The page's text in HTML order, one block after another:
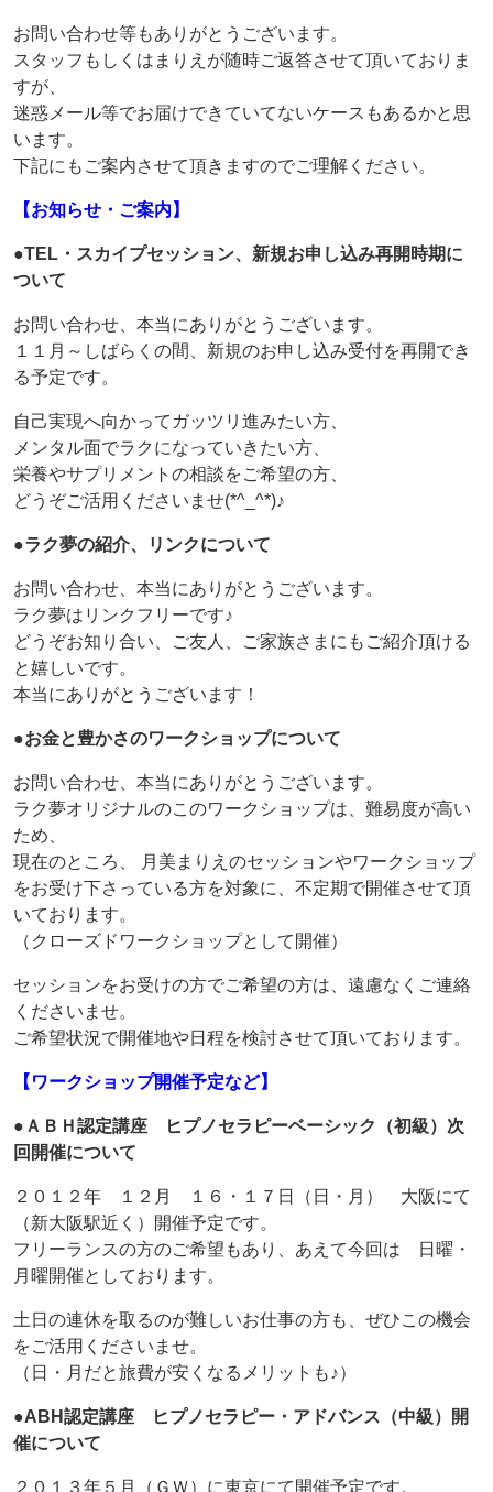
お問い合わせ等もありがとうございます。
スタッフもしくはまりえが随時ご返答させて頂いておりま
すが、
迷惑メール等でお届けできていてないケースもあるかと思
います。
下記にもご案内させて頂きますのでご理解ください。
【お知らせ・ご案内】
●TEL・スカイプセッション、新規お申し込み再開時期に
ついて
お問い合わせ、本当にありがとうございます。
１１月～しばらくの間、新規のお申し込み受付を再開でき
る予定です。
自己実現へ向かってガッツリ進みたい方、
メンタル面でラクになっていきたい方、
栄養やサプリメントの相談をご希望の方、
どうぞご活用くださいませ(*^_^*)♪
●ラク夢の紹介、リンクについて
お問い合わせ、本当にありがとうございます。
ラク夢はリンクフリーです♪
どうぞお知り合い、ご友人、ご家族さまにもご紹介頂ける
と嬉しいです。
本当にありがとうございます！
●お金と豊かさのワークショップについて
お問い合わせ、本当にありがとうございます。
ラク夢オリジナルのこのワークショップは、難易度が高い
ため、
現在のところ、 月美まりえのセッションやワークショップ
をお受け下さっている方を対象に、不定期で開催させて頂
いております。
（クローズドワークショップとして開催）
セッションをお受けの方でご希望の方は、遠慮なくご連絡
くださいませ。
ご希望状況で開催地や日程を検討させて頂いております。
【ワークショップ開催予定など】
●ＡＢＨ認定講座 ヒプノセラピーベーシック（初級）次
回開催について
２０１２年 １２月 １６・１７日（日・月） 大阪にて
（新大阪駅近く）開催予定です。
フリーランスの方のご希望もあり、あえて今回は 日曜・
月曜開催としております。
土日の連休を取るのが難しいお仕事の方も、ぜひこの機会
をご活用くださいませ。
（日・月だと旅費が安くなるメリットも♪）
●ABH認定講座 ヒプノセラピー・アドバンス（中級）開
催について
２０１３年５月（ＧＷ）に東京にて開催予定です。